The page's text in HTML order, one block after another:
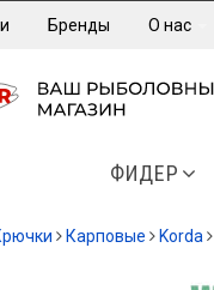
Бренды О нас
ФИДЕР
Карповые Korda